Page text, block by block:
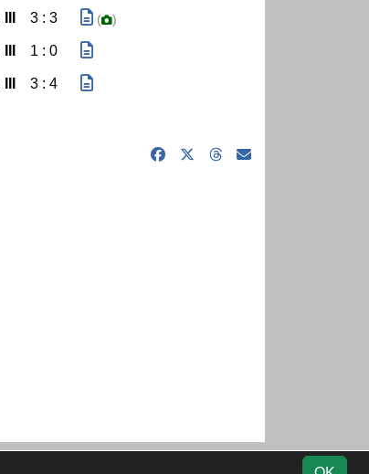
3 : 3 ( )
1 : 0
3 : 4